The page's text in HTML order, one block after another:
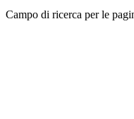
Campo di ricerca per le